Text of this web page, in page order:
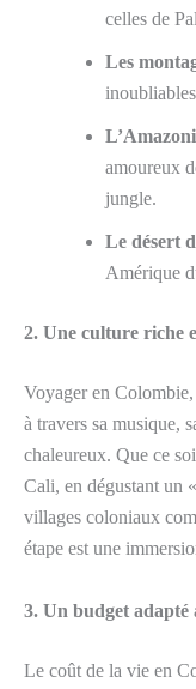
celles de
Les
amoureux
jungle.
Le désert
Amérique
2. Une culture riche
Voyager en
à travers sa musique,
chaleureux. Que ce
Cali, en dégustant un
villages coloniaux
étape est une
3. Un budget adapté
Le coût de la vie en